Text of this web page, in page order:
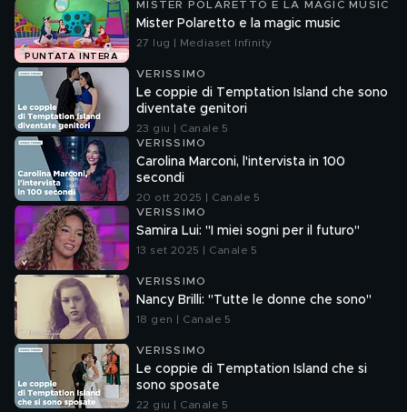
PUNTATA INTERA
MISTER POLARETTO E LA MAGIC MUSIC
Mister Polaretto e la magic music
27 lug | Mediaset Infinity
VERISSIMO
Le coppie di Temptation Island che sono
diventate genitori
23 giu | Canale 5
VERISSIMO
Carolina Marconi, l'intervista in 100
secondi
20 ott 2025 | Canale 5
VERISSIMO
Samira Lui: "I miei sogni per il futuro"
13 set 2025 | Canale 5
VERISSIMO
Nancy Brilli: "Tutte le donne che sono"
18 gen | Canale 5
VERISSIMO
Le coppie di Temptation Island che si
sono sposate
22 giu | Canale 5